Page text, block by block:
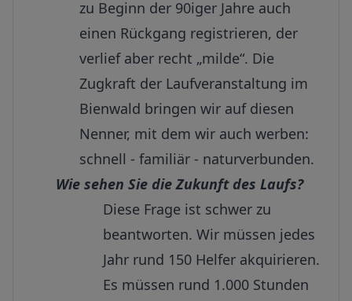
zu Beginn der 90iger Jahre auch
einen Rückgang registrieren, der
verlief aber recht „milde“. Die
Zugkraft der Laufveranstaltung im
Bienwald bringen wir auf diesen
Nenner, mit dem wir auch werben:
schnell - familiär - naturverbunden.
Wie sehen Sie die Zukunft des Laufs?
Diese Frage ist schwer zu
beantworten. Wir müssen jedes
Jahr rund 150 Helfer akquirieren.
Es müssen rund 1.000 Stunden